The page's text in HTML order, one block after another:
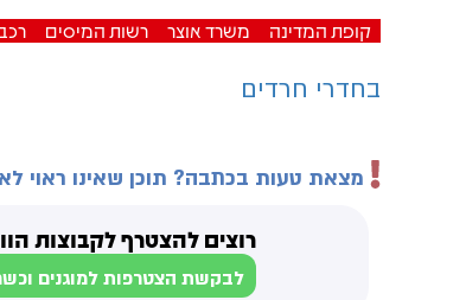
קופת המדינה משרד אוצר רשות המיסים
בחדרי חרדים
מצאת טעות בכתבה? תוכן שאינו ראוי
רוצים להצטרף לקבוצות
לבקשת הצטרפות למוגנים